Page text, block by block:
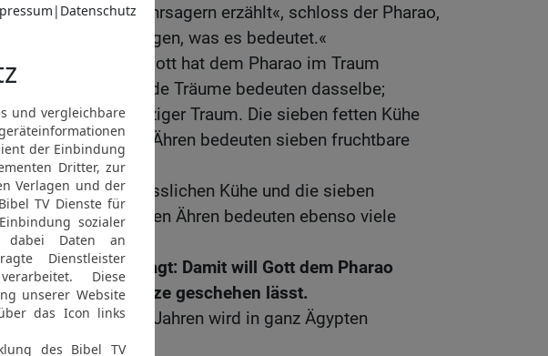
es schon den Wahrsagern erzählt«, schloss der Pharao,
keiner konnte mir sagen, was es bedeutet.«
Josef: »Gott hat dem Pharao im Traum
was er vorhat. Beide Träume bedeuten dasselbe;
eigentlich ein einziger Traum. Die sieben fetten Kühe
sieben prächtigen Ähren bedeuten sieben fruchtbare
mageren, hässlichen Kühe und die sieben
vertrockneten Ähren bedeuten ebenso viele
es schon gesagt: Damit will Gott dem Pharao
was er in Kürze geschehen lässt.
nächsten sieben Jahren wird in ganz Ägypten
herrschen.